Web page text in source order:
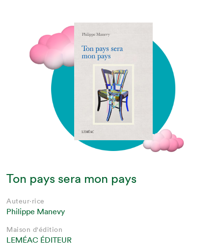
Ton pays sera mon pays
Auteur·rice
Philippe Manevy
Maison d'édition
LEMÉAC ÉDITEUR